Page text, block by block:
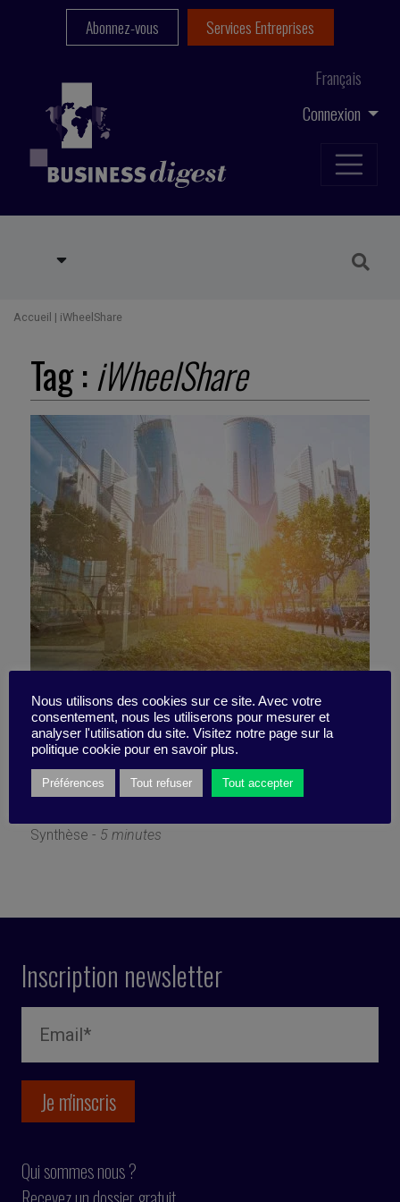
Connexion
Français
Abonnez-vous Services Entreprises
Accueil | iWheelShare
Tag :iWheelShare
#Techforgood : innover utile
pour tous
Synthèse - 5 minutes
Inscription newsletter
Qui sommes nous ?
Nous utilisons des cookies sur ce site. Avec votre
consentement, nous les utiliserons pour mesurer et
analyser l'utilisation du site. Visitez notre page sur la
politique cookie pour en savoir plus.
Préférences Tout refuser Tout accepter